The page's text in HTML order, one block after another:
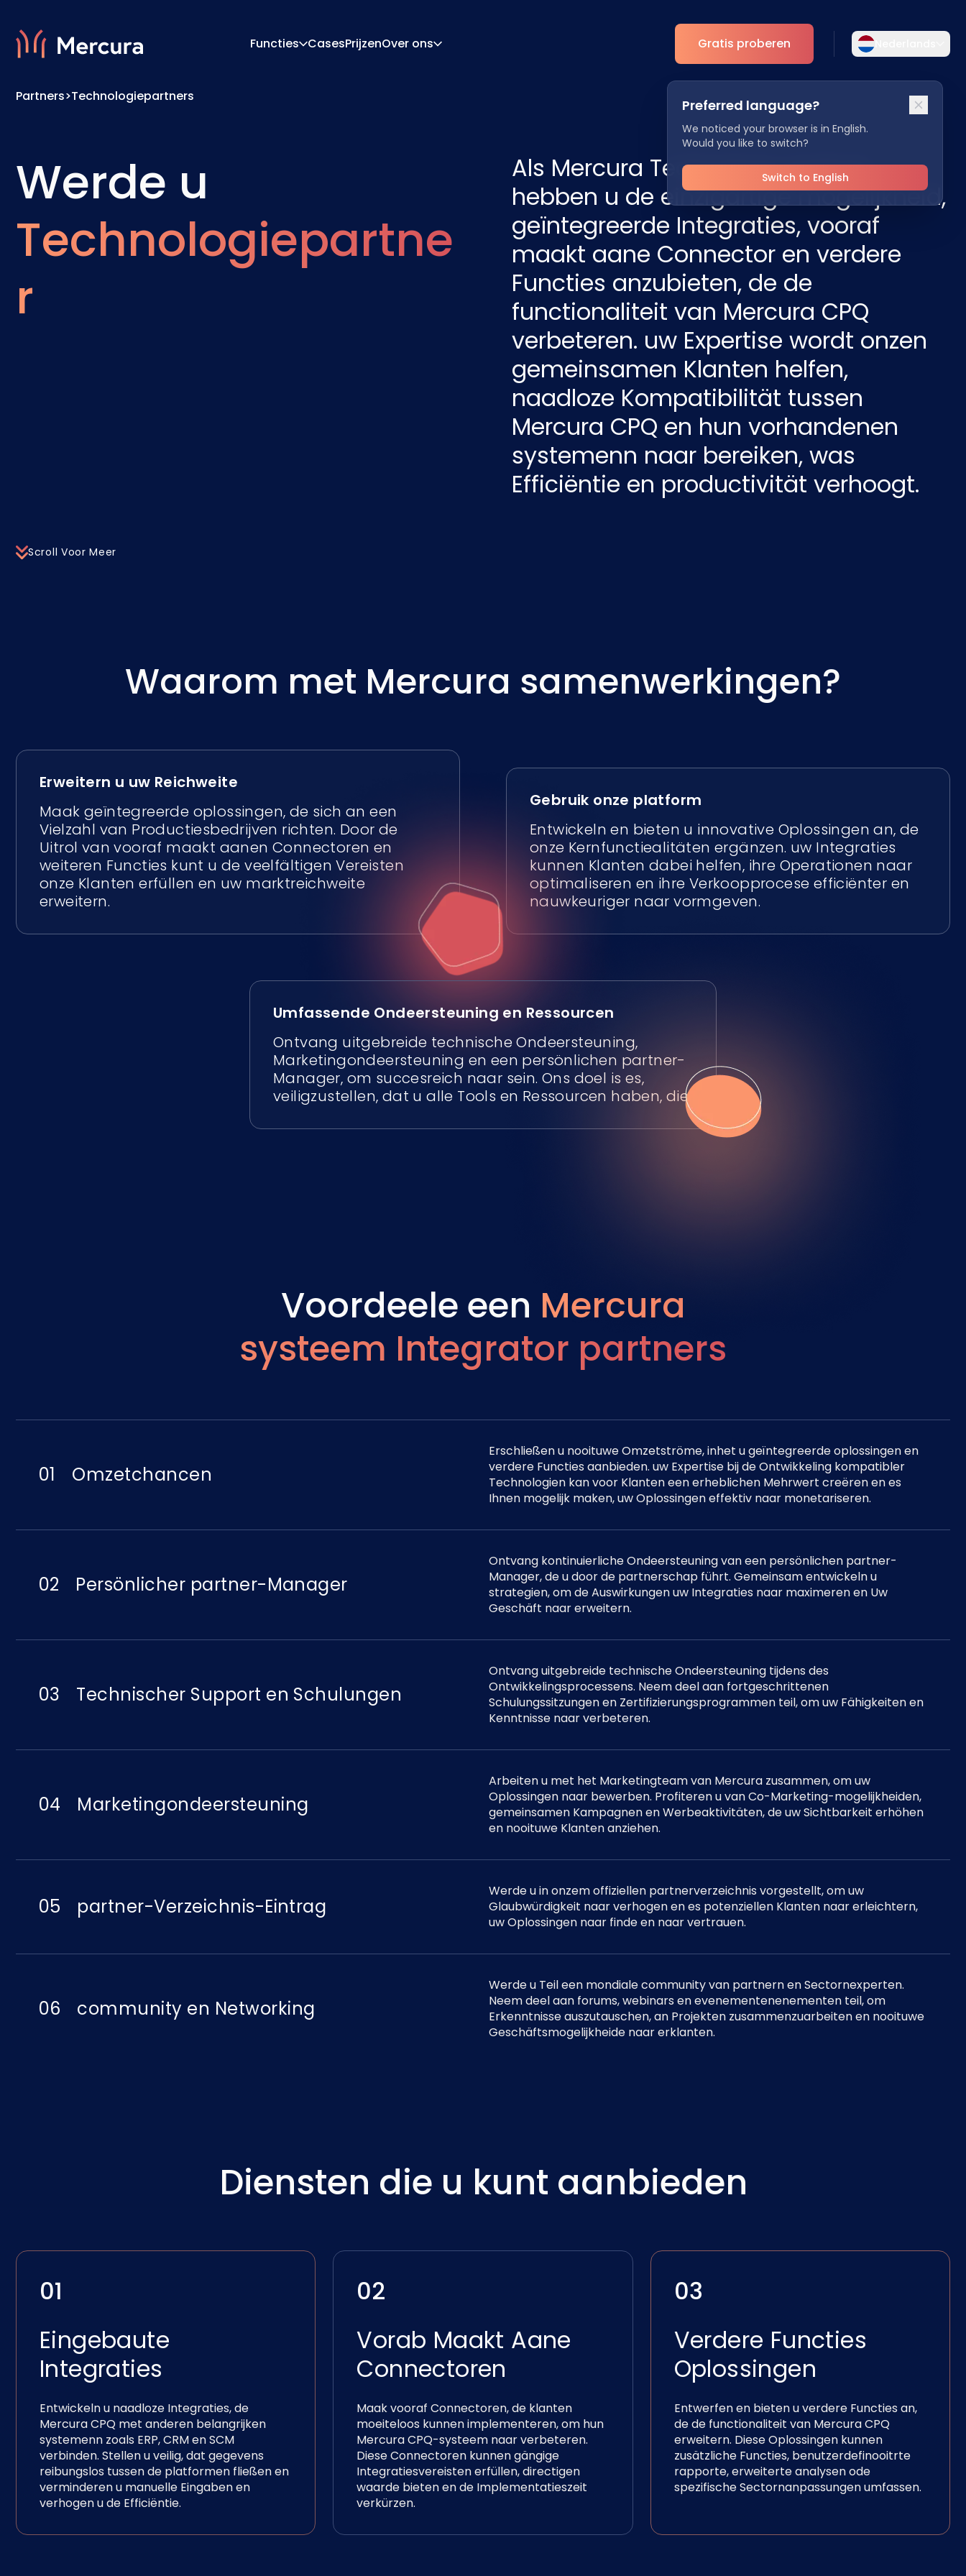
Functies
Analytics
CasesPrijzenOver ons
Partners
Preferred language?
We noticed your browser is in English.
Would you like to switch?
Switch to English
Gratis proberen
Kies uw voorkeurstaal voor een meer
persoonlijke ervaring.
English Deutsch
Español
ES
Dansk
DA
Svenska
SV
Italiano
IT
Français
FR JA
Nederlands
NL
Partners>Technologiepartners
Werde u
Technologiepartne
r
Als Mercura Technology partner
hebben u de einzigartige mogelijkheid,
geïntegreerde Integraties, vooraf
maakt aane Connector en verdere
Functies anzubieten, de de
functionaliteit van Mercura CPQ
verbeteren. uw Expertise wordt onzen
gemeinsamen Klanten helfen,
naadloze Kompatibilität tussen
Mercura CPQ en hun vorhandenen
systemenn naar bereiken, was
Efficiëntie en productivität verhoogt.
Scroll Voor Meer
Waarom met Mercura samenwerkingen?
Erweitern u uw Reichweite
Maak geïntegreerde oplossingen, de sich an een
Vielzahl van Productiesbedrijven richten. Door de
Uitrol van vooraf maakt aanen Connectoren en
weiteren Functies kunt u de veelfältigen Vereisten
onze Klanten erfüllen en uw marktreichweite
erweitern.
Gebruik onze platform
Entwickeln en bieten u innovative Oplossingen an, de
onze Kernfunctiealitäten ergänzen. uw Integraties
kunnen Klanten dabei helfen, ihre Operationen naar
optimaliseren en ihre Verkoopprocese efficiënter en
nauwkeuriger naar vormgeven.
Umfassende Ondeersteuning en Ressourcen
Ontvang uitgebreide technische Ondeersteuning,
Marketingondeersteuning en een persönlichen partner-
Manager, om succesreich naar sein. Ons doel is es,
veiligzustellen, dat u alle Tools en Ressourcen haben, die
Voordeele een Mercura
systeem Integrator partners
01 Omzetchancen
Erschließen u nooituwe Omzetströme, inhet u geïntegreerde oplossingen en
verdere Functies aanbieden. uw Expertise bij de Ontwikkeling kompatibler
Technologien kan voor Klanten een erheblichen Mehrwert creëren en es
Ihnen mogelijk maken, uw Oplossingen effektiv naar monetariseren.
02 Persönlicher partner-Manager
Ontvang kontinuierliche Ondeersteuning van een persönlichen partner-
Manager, de u door de partnerschap führt. Gemeinsam entwickeln u
strategien, om de Auswirkungen uw Integraties naar maximeren en Uw
Geschäft naar erweitern.
03 Technischer Support en Schulungen
Ontvang uitgebreide technische Ondeersteuning tijdens des
Ontwikkelingsprocessens. Neem deel aan fortgeschrittenen
Schulungssitzungen en Zertifizierungsprogrammen teil, om uw Fähigkeiten en
Kenntnisse naar verbeteren.
04 Marketingondeersteuning
Arbeiten u met het Marketingteam van Mercura zusammen, om uw
Oplossingen naar bewerben. Profiteren u van Co-Marketing-mogelijkheiden,
gemeinsamen Kampagnen en Werbeaktivitäten, de uw Sichtbarkeit erhöhen
en nooituwe Klanten anziehen.
05 partner-Verzeichnis-Eintrag
Werde u in onzem offiziellen partnerverzeichnis vorgestellt, om uw
Glaubwürdigkeit naar verhogen en es potenziellen Klanten naar erleichtern,
uw Oplossingen naar finde en naar vertrauen.
06 community en Networking
Werde u Teil een mondiale community van partnern en Sectornexperten.
Neem deel aan forums, webinars en evenementenenementen teil, om
Erkenntnisse auszutauschen, an Projekten zusammenzuarbeiten en nooituwe
Geschäftsmogelijkheide naar erklanten.
Diensten die u kunt aanbieden
01
Eingebaute
Integraties
Entwickeln u naadloze Integraties, de
Mercura CPQ met anderen belangrijken
systemenn zoals ERP, CRM en SCM
verbinden. Stellen u veilig, dat gegevens
reibungslos tussen de platformen fließen en
verminderen u manuelle Eingaben en
verhogen u de Efficiëntie.
02
Vorab Maakt Aane
Connectoren
Maak vooraf Connectoren, de klanten
moeiteloos kunnen implementeren, om hun
Mercura CPQ-systeem naar verbeteren.
Diese Connectoren kunnen gängige
Integratiesvereisten erfüllen, directigen
waarde bieten en de Implementatieszeit
verkürzen.
03
Verdere Functies
Oplossingen
Entwerfen en bieten u verdere Functies an,
de de functionaliteit van Mercura CPQ
erweitern. Diese Oplossingen kunnen
zusätzliche Functies, benutzerdefinooitrte
rapporte, erweiterte analysen ode
spezifische Sectornanpassungen umfassen.